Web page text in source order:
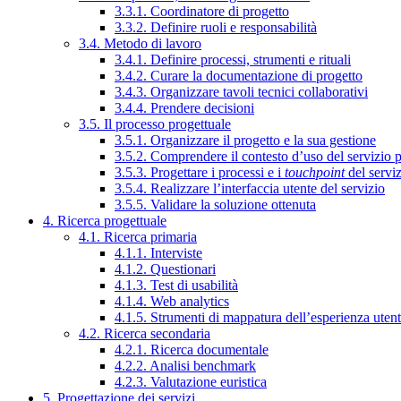
3.3.1. Coordinatore di progetto
3.3.2. Definire ruoli e responsabilità
3.4. Metodo di lavoro
3.4.1. Definire processi, strumenti e rituali
3.4.2. Curare la documentazione di progetto
3.4.3. Organizzare tavoli tecnici collaborativi
3.4.4. Prendere decisioni
3.5. Il processo progettuale
3.5.1. Organizzare il progetto e la sua gestione
3.5.2. Comprendere il contesto d’uso del servizio
3.5.3. Progettare i processi e i touchpointdel
3.5.4. Realizzare l’interfaccia utente del servizio
3.5.5. Validare la soluzione ottenuta
4. Ricerca progettuale
4.1. Ricerca primaria
4.1.1. Interviste
4.1.2. Questionari
4.1.3. Test di usabilità
4.1.4. Web analytics
4.1.5. Strumenti di mappatura dell’esperienza
4.2. Ricerca secondaria
4.2.1. Ricerca documentale
4.2.2. Analisi benchmark
4.2.3. Valutazione euristica
5. Progettazione dei servizi